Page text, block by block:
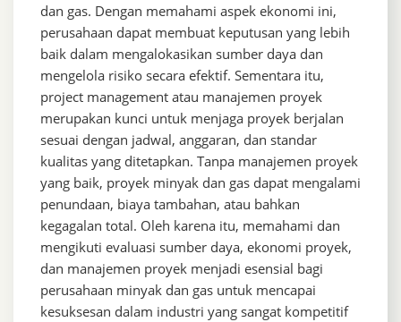
dan gas. Dengan memahami aspek ekonomi ini,
perusahaan dapat membuat keputusan yang lebih
baik dalam mengalokasikan sumber daya dan
mengelola risiko secara efektif. Sementara itu,
project management atau manajemen proyek
merupakan kunci untuk menjaga proyek berjalan
sesuai dengan jadwal, anggaran, dan standar
kualitas yang ditetapkan. Tanpa manajemen proyek
yang baik, proyek minyak dan gas dapat mengalami
penundaan, biaya tambahan, atau bahkan
kegagalan total. Oleh karena itu, memahami dan
mengikuti evaluasi sumber daya, ekonomi proyek,
dan manajemen proyek menjadi esensial bagi
perusahaan minyak dan gas untuk mencapai
kesuksesan dalam industri yang sangat kompetitif